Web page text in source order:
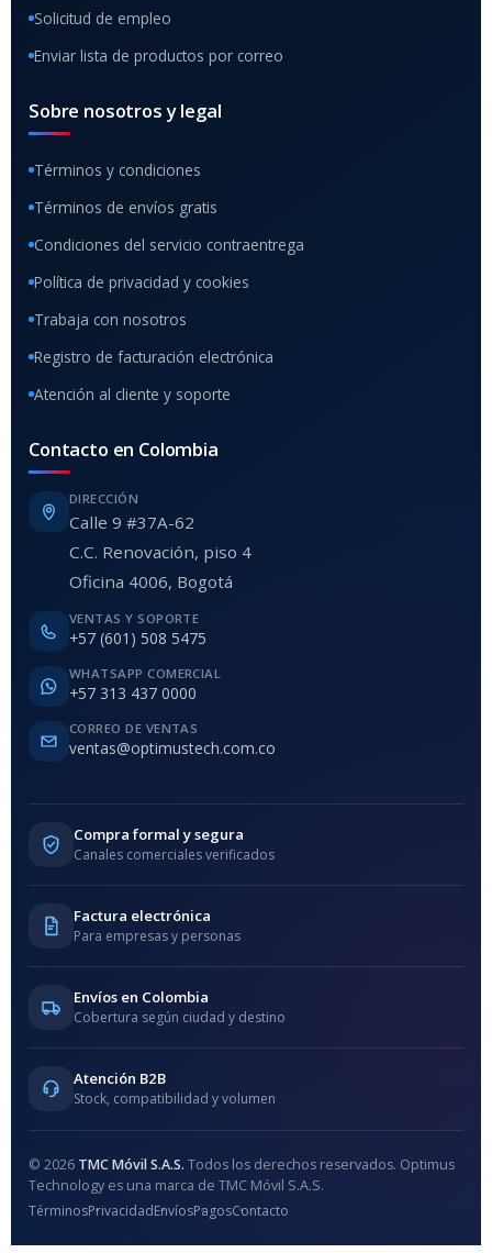
Solicitud de empleo
Enviar lista de productos por correo
Sobre nosotros y legal
Términos y condiciones
Términos de envíos gratis
Condiciones del servicio contraentrega
Política de privacidad y cookies
Trabaja con nosotros
Registro de facturación electrónica
Atención al cliente y soporte
Contacto en Colombia
DIRECCIÓN
Calle 9 #37A-62
C.C. Renovación, piso 4
Oficina 4006, Bogotá
VENTAS Y SOPORTE
+57 (601) 508 5475
WHATSAPP COMERCIAL
+57 313 437 0000
CORREO DE VENTAS
ventas@optimustech.com.co
Compra formal y segura
Canales comerciales verificados
Factura electrónica
Para empresas y personas
Envíos en Colombia
Cobertura según ciudad y destino
Atención B2B
Stock, compatibilidad y volumen
© 2026 TMC Móvil S.A.S. Todos los derechos reservados. Optimus
Technology es una marca de TMC Móvil S.A.S.
TérminosPrivacidadEnvíosPagosContacto